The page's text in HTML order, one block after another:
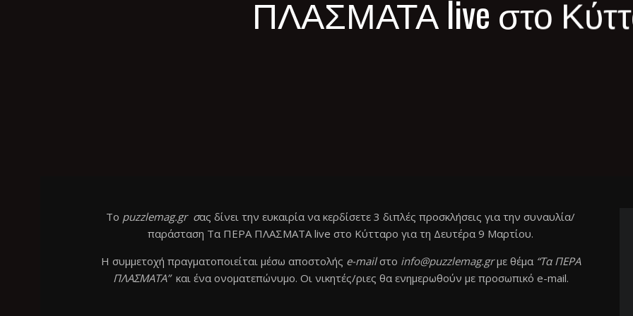
ΠΛΑΣΜΑΤΑ live στο
Το puzzlemag.gr σας δίνει την ευκαιρία να κερδίσετε 3 διπλές προσκλήσεις για την συναυλία/
παράσταση Τα ΠΕΡΑ ΠΛΑΣΜΑΤΑ live στο Κύτταρο για τη Δευτέρα 9 Μαρτίου.
Η συμμετοχή πραγματοποιείται μέσω αποστολής e-mailστο info@puzzlemag.grμε θέμα“Τα ΠΕΡΑ
ΠΛΑΣΜΑΤΑ” και ένα ονοματεπώνυμο. Οι νικητές/ριες θα ενημερωθούν με προσωπικό e-mail.